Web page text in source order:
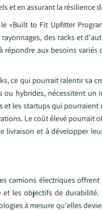
et en assurant la résilience
«Built to Fit Upfitter
des racks et
aux besoins variés
ce qui pourrait ralentir sa
hybrides, nécessitent un
les startups qui
Le coût élevé pourrait
et à développer
camions électriques
les objectifs de
à mesure qu'elles